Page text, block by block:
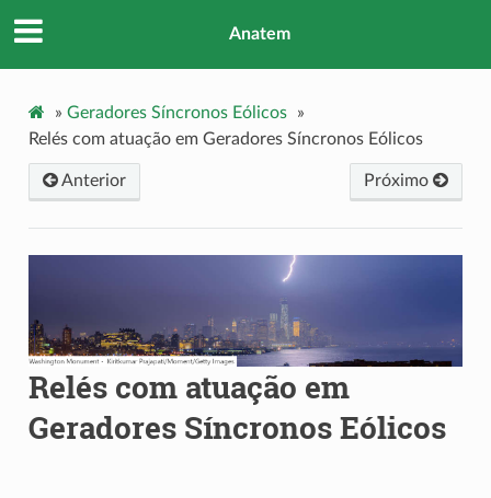
Anatem
» Geradores Síncronos Eólicos
»
Relés com atuação em Geradores Síncronos Eólicos
Próximo
Anterior
Relés com atuação em
Geradores Síncronos Eólicos